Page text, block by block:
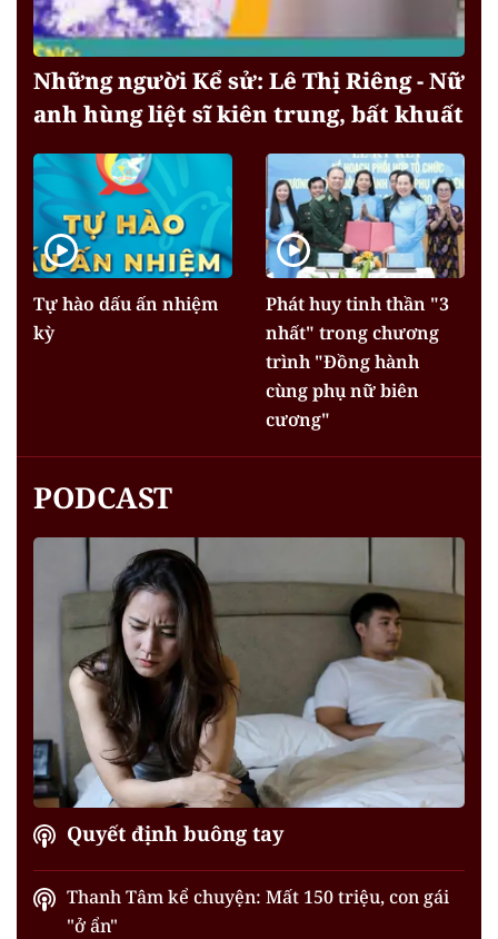
Những người Kể sử: Lê Thị Riêng - Nữ
anh hùng liệt sĩ kiên trung, bất khuất
Tự hào dấu ấn nhiệm
kỳ
Phát huy tinh thần "3
nhất" trong chương
trình "Đồng hành
cùng phụ nữ biên
cương"
PODCAST
Quyết định buông tay
Thanh Tâm kể chuyện: Mất 150 triệu, con gái
"ở ẩn"